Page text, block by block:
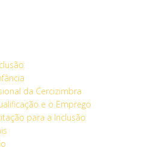
da Cercizimbra
e o Emprego
para a Inclusão